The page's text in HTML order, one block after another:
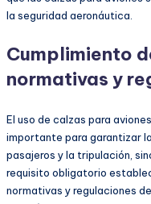
la seguridad aeronáutica.
Cumplimiento
normativas y
El uso de calzas para
importante para garantizar
pasajeros y la tripulación,
requisito obligatorio
normativas y regulaciones